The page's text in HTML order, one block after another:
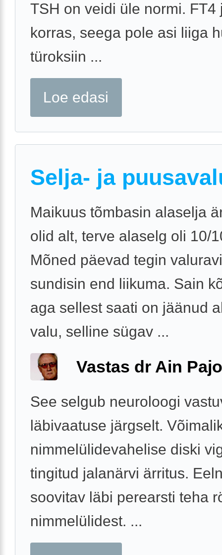
TSH on veidi üle normi. FT4
korras, seega pole asi liiga
türoksiin ...
Loe edasi
Selja- ja
Maikuus tõmbasin alaselja
olid alt, terve alaselg oli 10/
Mõned päevad tegin
sundisin end liikuma. Sain
aga sellest saati on jäänud
valu, selline sügav ...
Vastas dr Ain
See selgub neuroloogi
läbivaatuse järgselt.
nimmelülidevahelise diski
tingitud jalanärvi ärritus.
soovitav läbi perearsti teha
nimmelülidest. ...